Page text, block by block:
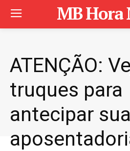
MB Hora
ATENÇÃO:
truques para
antecipar sua